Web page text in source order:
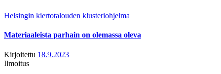
Helsingin kiertotalouden klusteriohjelma
Materiaaleista parhain on olemassa oleva
Kirjoitettu 18.9.2023
Ilmoitus